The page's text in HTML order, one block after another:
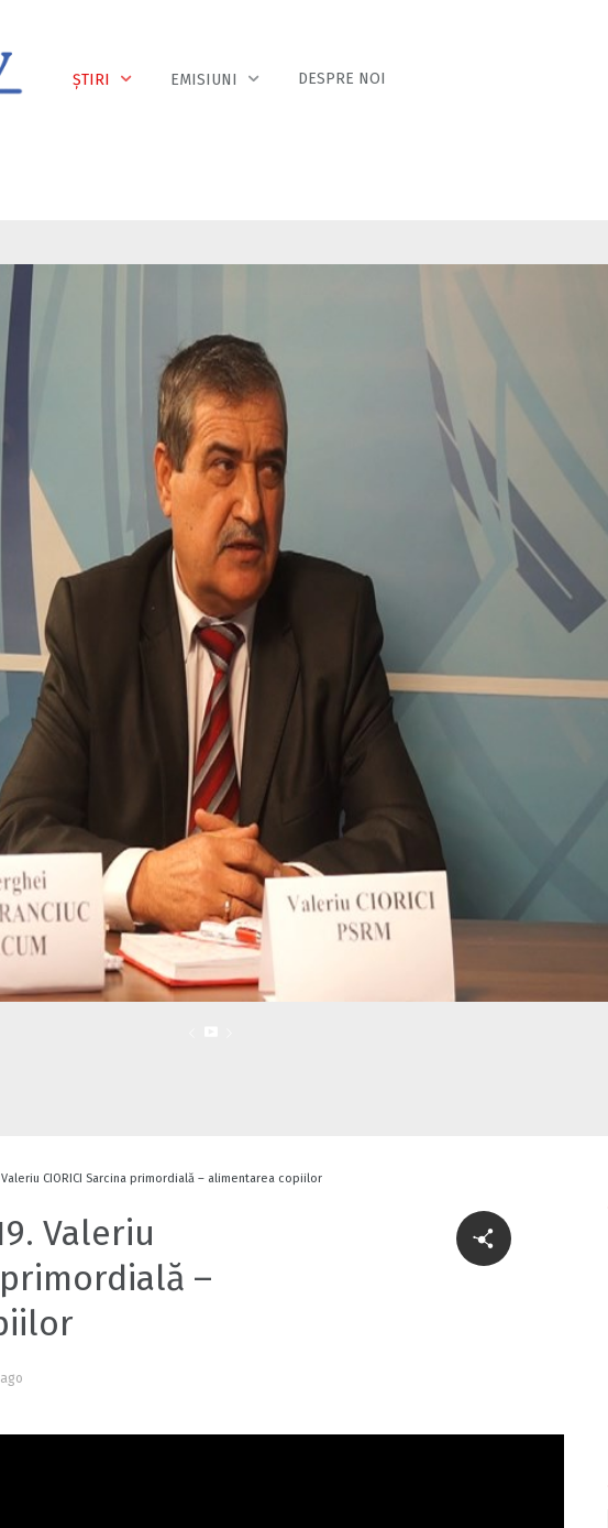
ȘTIRI
EMISIUNI DESPRE NOI
Valeriu CIORICI Sarcina primordială – alimentarea copiilor
Valeriu
primordială –